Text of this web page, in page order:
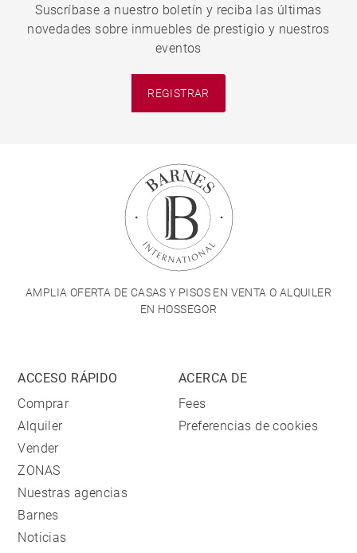
Suscríbase a nuestro boletín y reciba las últimas
novedades sobre inmuebles de prestigio y nuestros
eventos
REGISTRAR
AMPLIA OFERTA DE CASAS Y PISOS EN VENTA O ALQUILER
EN HOSSEGOR
ACCESO RÁPIDO
Comprar
Alquiler
Vender
ZONAS
Nuestras agencias
Barnes
Noticias
ACERCA DE
Fees
Preferencias de cookies